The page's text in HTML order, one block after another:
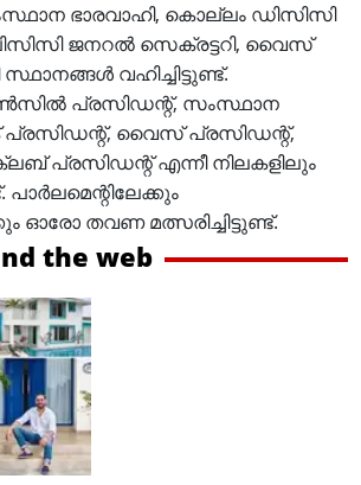
ഭാരവാഹി, കൊല്ലം ഡിസിസി
ജനറൽ സെക്രട്ടറി, വൈസ്
വഹിച്ചിട്ടുണ്ട്.
പ്രസിഡന്റ്, സംസ്ഥാന
വൈസ് പ്രസിഡന്റ്,
പ്രസിഡന്റ് എന്നീ നിലകളിലും
പാർലമെന്റിലേക്കും
ഓരോ തവണ മത്സരിച്ചിട്ടുണ്ട്.
the web